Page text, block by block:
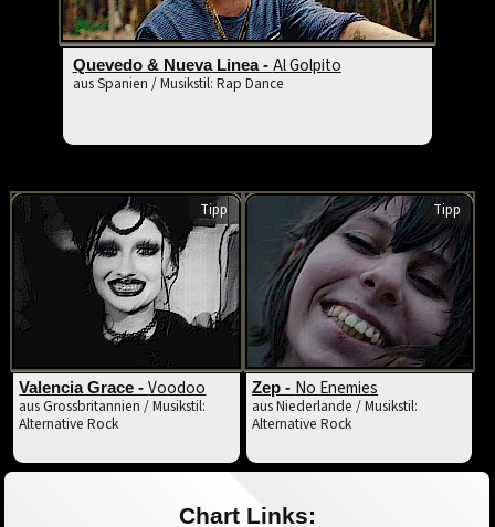
Quevedo & Nueva Linea - Al Golpito
aus Spanien / Musikstil: Rap Dance
Tipp
Valencia Grace -Voodoo
aus Grossbritannien / Musikstil:
Alternative Rock
Tipp
Zep - No Enemies
aus Niederlande / Musikstil:
Alternative Rock
Chart Links: